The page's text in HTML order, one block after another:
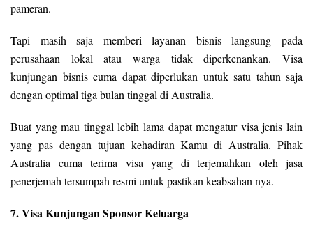
pameran.
Tapi masih saja memberi layanan bisnis langsung pada
perusahaan lokal atau warga tidak diperkenankan. Visa
kunjungan bisnis cuma dapat diperlukan untuk satu tahun saja
dengan optimal tiga bulan tinggal di Australia.
Buat yang mau tinggal lebih lama dapat mengatur visa jenis lain
yang pas dengan tujuan kehadiran Kamu di Australia. Pihak
Australia cuma terima visa yang di terjemahkan oleh jasa
penerjemah tersumpah resmi untuk pastikan keabsahan nya.
7. Visa Kunjungan Sponsor Keluarga